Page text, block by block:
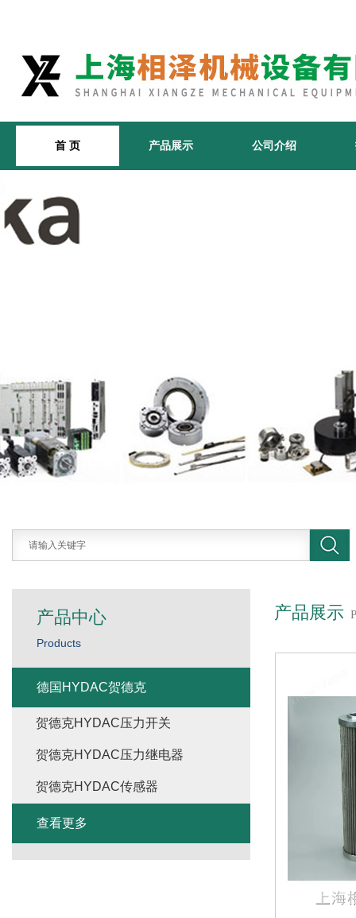
首 页 产品展示 公司介绍
产品展示
产品中心
Products
德国HYDAC贺德克
贺德克HYDAC压力开关
贺德克HYDAC压力继电器
贺德克HYDAC传感器
查看更多